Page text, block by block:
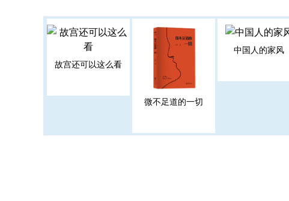
故宫还可以这么看
微不足道的一切
中国人的家风